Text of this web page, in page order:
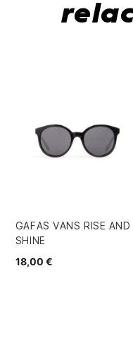
GAFAS VANS RISE AND
SHINE
18,00 €